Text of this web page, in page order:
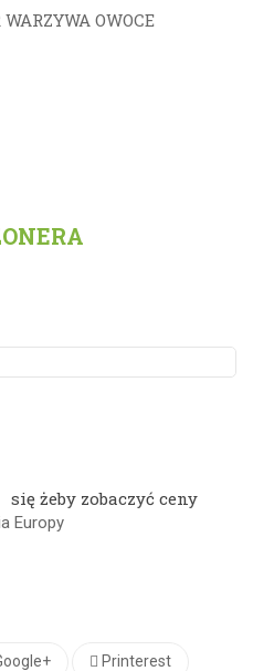
się żeby zobaczyć ceny
Europy
Printerest